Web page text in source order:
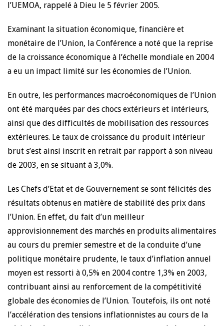
l’UEMOA, rappelé à Dieu le 5 février 2005.
Examinant la situation économique, financière et
monétaire de l’Union, la Conférence a noté que la reprise
de la croissance économique à l’échelle mondiale en 2004
a eu un impact limité sur les économies de l’Union.
En outre, les performances macroéconomiques de l’Union
ont été marquées par des chocs extérieurs et intérieurs,
ainsi que des difficultés de mobilisation des ressources
extérieures. Le taux de croissance du produit intérieur
brut s’est ainsi inscrit en retrait par rapport à son niveau
de 2003, en se situant à 3,0%.
Les Chefs d’Etat et de Gouvernement se sont félicités des
résultats obtenus en matière de stabilité des prix dans
l’Union. En effet, du fait d’un meilleur
approvisionnement des marchés en produits alimentaires
au cours du premier semestre et de la conduite d’une
politique monétaire prudente, le taux d’inflation annuel
moyen est ressorti à 0,5% en 2004 contre 1,3% en 2003,
contribuant ainsi au renforcement de la compétitivité
globale des économies de l’Union. Toutefois, ils ont noté
l’accélération des tensions inflationnistes au cours de la